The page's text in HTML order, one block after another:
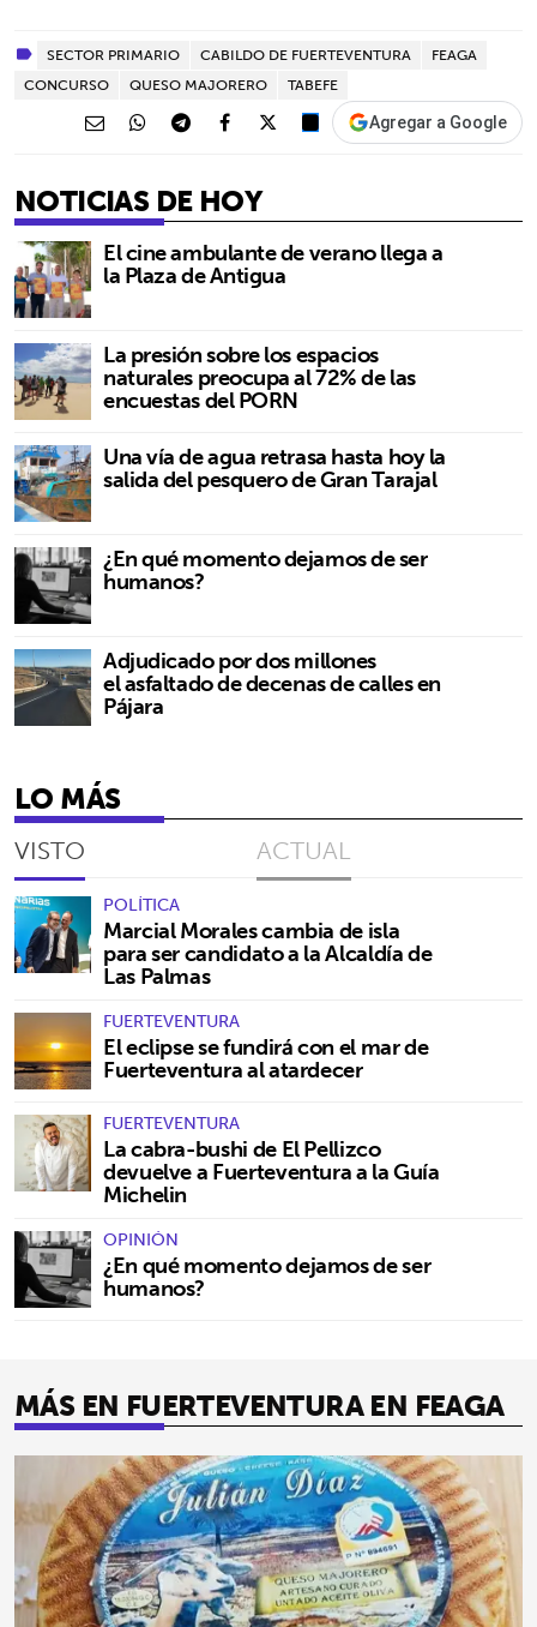
SECTOR PRIMARIO CABILDO DE FUERTEVENTURA
FEAGA
CONCURSO
QUESO MAJORERO TABEFE
Agregar a Google
NOTICIAS DE HOY
El cine ambulante de verano llega a
la Plaza de Antigua
La presión sobre los espacios
naturales preocupa al 72% de las
encuestas del PORN
Una vía de agua retrasa hasta hoy la
salida del pesquero de Gran Tarajal
¿En qué momento dejamos de ser
humanos?
Adjudicado por dos millones
el asfaltado de decenas de calles en
Pájara
LO MÁS
VISTO ACTUAL
POLÍTICA
Marcial Morales cambia de isla
para ser candidato a la Alcaldía de
Las Palmas
FUERTEVENTURA
El eclipse se fundirá con el mar de
Fuerteventura al atardecer
FUERTEVENTURA
La cabra-bushi de El Pellizco
devuelve a Fuerteventura a la Guía
Michelin
OPINIÓN
¿En qué momento dejamos de ser
humanos?
MÁS EN FUERTEVENTURA EN FEAGA